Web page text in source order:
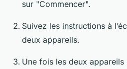
sur "Commencer".
Suivez les instructions à
deux appareils.
Une fois les deux